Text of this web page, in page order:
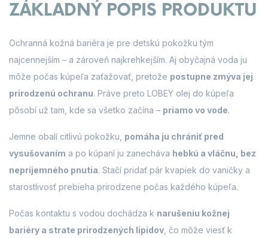
ZÁKLADNÝ POPIS PRODUKTU
Ochranná kožná bariéra je pre detskú pokožku tým
najcennejším – a zároveň najkrehkejším. Aj obyčajná voda ju
môže počas kúpeľa zaťažovať, pretože postupne zmýva jej
prirodzenú ochranu. Práve preto LOBEY olej do kúpeľa
pôsobí už tam, kde sa všetko začína – priamo vo vode.
Jemne obalí citlivú pokožku, pomáha ju chrániť pred
vysušovaním a po kúpaní ju zanecháva hebkú a vláčnu, bez
nepríjemného pnutia. Stačí pridať pár kvapiek do vaničky a
starostlivosť prebieha prirodzene počas každého kúpeľa.
Počas kontaktu s vodou dochádza k narušeniu kožnej
bariéry a strate prirodzených lipidov , čo môže viesť k